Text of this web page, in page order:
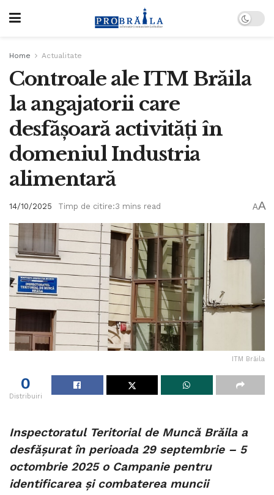
Home Actualitate
Controale ale ITM Brăila
la angajatorii care
desfășoară activități în
domeniul Industria
alimentară
14/10/2025 Timp de citire:3 mins read AA
ITM Brăila
0
Distribuiri
Inspectoratul Teritorial de Muncă Brăila a
desfășurat în perioada 29 septembrie – 5
octombrie 2025 o Campanie pentru
identificarea și combaterea muncii